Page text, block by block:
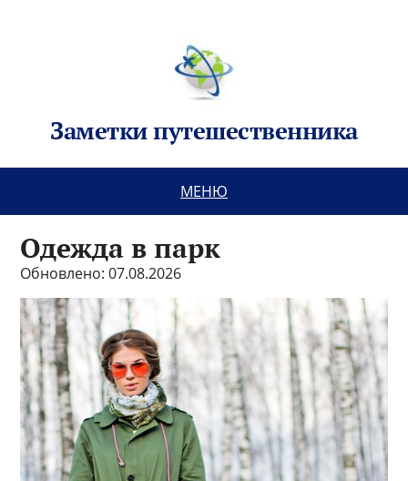
Заметки путешественника
МЕНЮ
Одежда в парк
Обновлено: 07.08.2026